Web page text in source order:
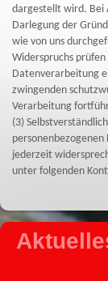
dargestellt wird. Bei
Darlegung der
wie von uns
Widerspruchs
Datenverarbeitung
zwingenden
Verarbeitung
(3)
jederzeit
unter folgenden